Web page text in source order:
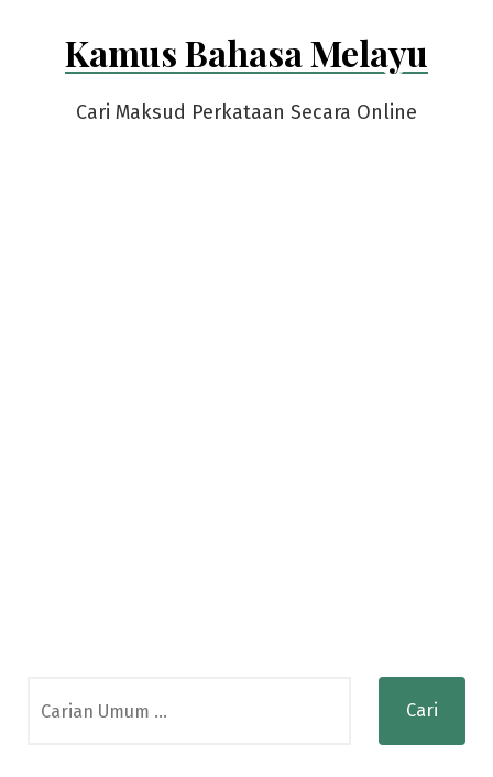
Kamus Bahasa Melayu
Cari Maksud Perkataan Secara Online
for: